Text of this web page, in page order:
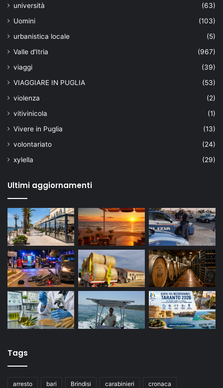
università
(63)
Uomini
(103)
urbanistica locale
(5)
Valle d'Itria
(967)
viaggi
(39)
VIAGGIARE IN PUGLIA
(53)
violenza
(2)
vitivinicola
(1)
Vivere in Puglia
(13)
volontariato
(24)
xylella
(29)
Ultimi aggiornamenti
Tags
arresto bari Brindisi carabinieri cronaca